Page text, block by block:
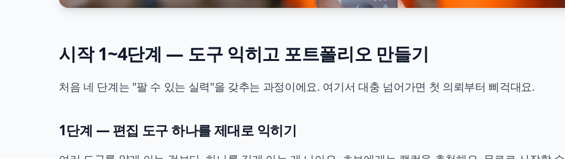
시작 1~4단계 — 도구 익히고 포트폴리오 만들기
처음 네 단계는 "팔 수 있는 실력"을 갖추는 과정이에요. 여기서 대충 넘어가면 첫 의뢰부터 삐걱대요.
1단계 — 편집 도구 하나를 제대로 익히기